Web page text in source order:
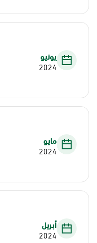
يونيو
2024
مايو
2024
أبريل
2024